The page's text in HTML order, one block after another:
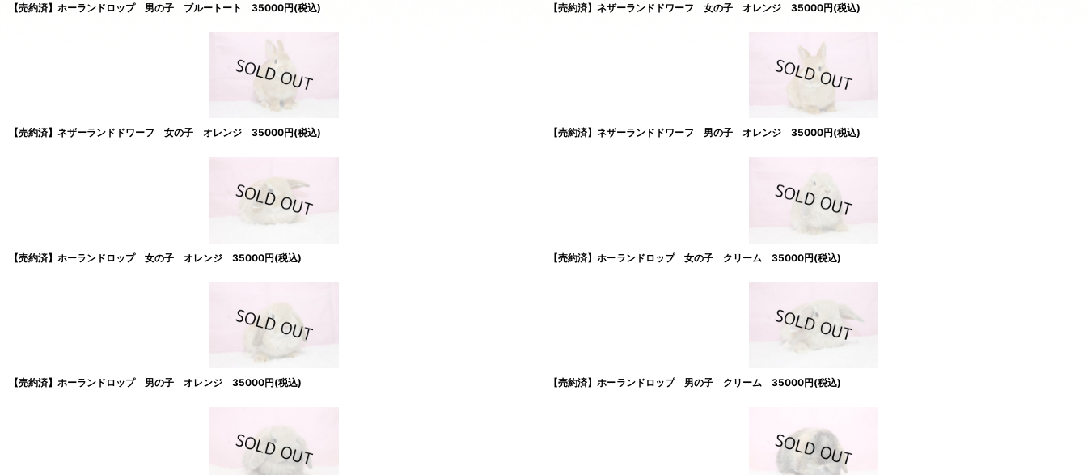
【売約済】ホーランドロップ 男の子 ブルートート 35000円(税込) 【売約済】ネザーランドドワーフ 女の子 オレンジ 35000円(税込)
【売約済】ネザーランドドワーフ 女の子 オレンジ 35000円(税込) 【売約済】ネザーランドドワーフ 男の子 オレンジ 35000円(税込)
【売約済】ホーランドロップ 女の子 オレンジ 35000円(税込) 【売約済】ホーランドロップ 女の子 クリーム 35000円(税込)
【売約済】ホーランドロップ 男の子 オレンジ 35000円(税込) 【売約済】ホーランドロップ 男の子 クリーム 35000円(税込)